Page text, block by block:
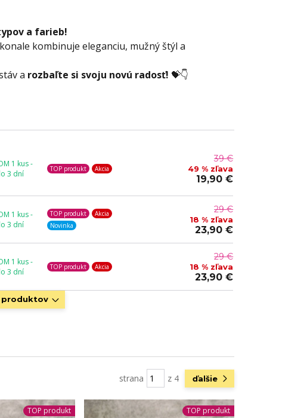
a farieb!
kombinuje eleganciu, mužný štýl a
a rozbaľte si svoju novú radosť! 💝👇
1 kus -
3 dní
TOP produkt Akcia
39 €
49 % zľava
19,90 €
1 kus -
3 dní
TOP produkt
Akcia
Novinka
29 €
18 % zľava
23,90 €
1 kus -
3 dní
TOP produkt Akcia
29 €
18 % zľava
23,90 €
produktov
strana z 4 ďalšie
TOP produkt
TOP produkt